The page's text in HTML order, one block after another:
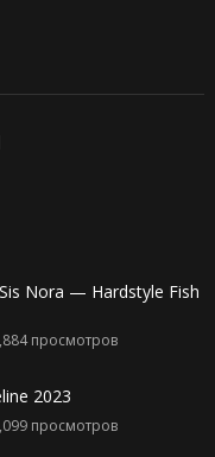
Nora — Hardstyle Fish
просмотров
2023
просмотров